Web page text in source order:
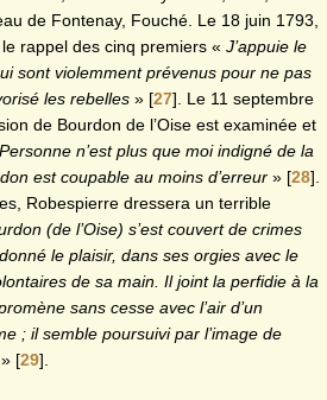
de Fontenay, Fouché. Le 18 juin 1793,
rappel des cinq premiers « J’appuie le
sont violemment prévenus pour ne pas
les rebelles » [27] . Le 11 septembre
de Bourdon de l’Oise est examinée et
Personne n’est plus que moi indigné de la
est coupable au moins d’erreur » [28]
Robespierre dressera un terrible
(de l’Oise) s’est couvert de crimes
le plaisir, dans ses orgies avec le
de sa main. Il joint la perfidie à la
sans cesse avec l’air d’un
; il semble poursuivi par l’image de
» [29]